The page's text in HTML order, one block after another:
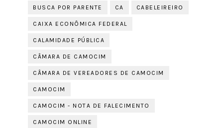
BUSCA POR PARENTE CA CABELEIREIRO
CAIXA ECONÔMICA FEDERAL
CALAMIDADE PÚBLICA
CÂMARA DE CAMOCIM
CÂMARA DE VEREADORES DE CAMOCIM
CAMOCIM
CAMOCIM - NOTA DE FALECIMENTO
CAMOCIM ONLINE